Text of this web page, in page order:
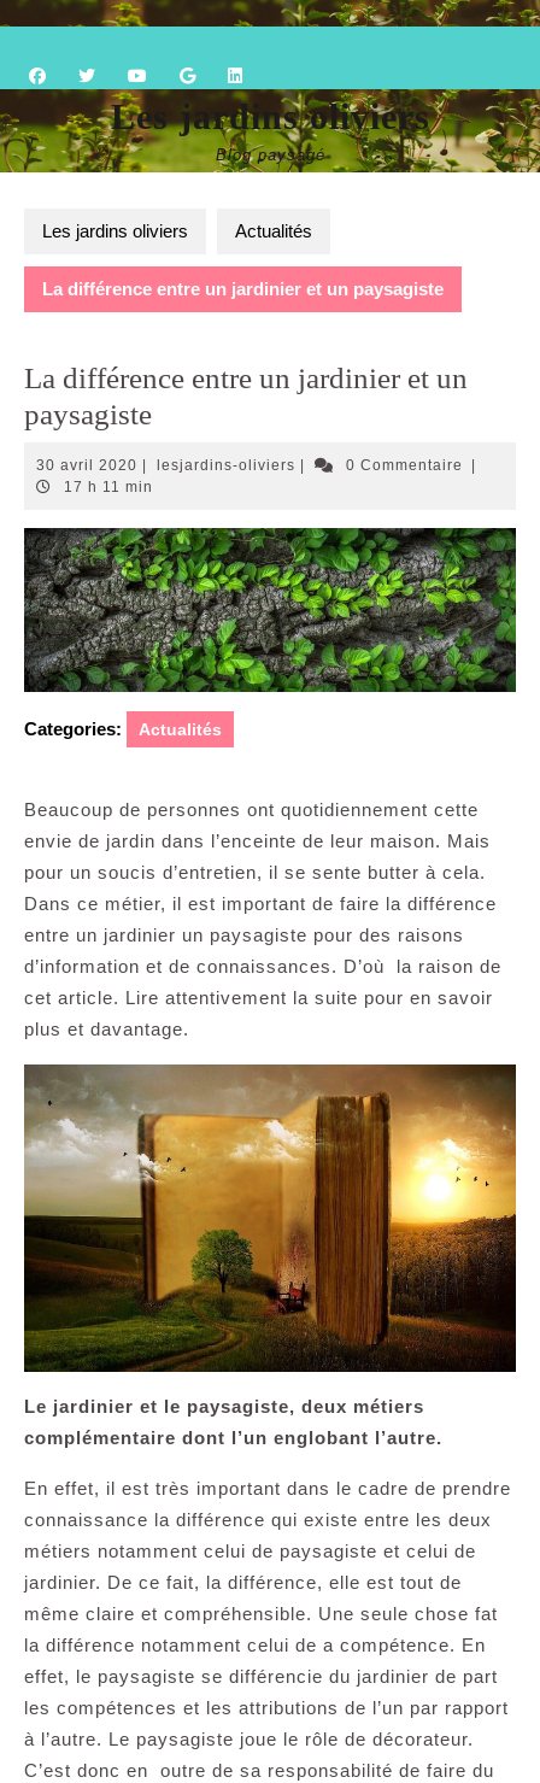
Skip
content
Button
Les jardins oliviers
Blog paysagé
Les jardins oliviers Actualités
La différence entre un jardinier et un paysagiste
La différence entre un jardinier et un
paysagiste
30 avril 2020 30
avril
lesjardins-olivierslesjardins-0 Commentaire
17 h 11 min
Categories: Actualités
Beaucoup de personnes ont quotidiennement cette
envie de jardin dans l’enceinte de leur maison. Mais
pour un soucis d’entretien, il se sente butter à cela.
Dans ce métier, il est important de faire la différence
entre un jardinier un paysagiste pour des raisons
d’information et de connaissances. D’où la raison de
cet article. Lire attentivement la suite pour en savoir
plus et davantage.
Le jardinier et le paysagiste, deux métiers
complémentaire dont l’un englobant l’autre.
En effet, il est très important dans le cadre de prendre
connaissance la différence qui existe entre les deux
métiers notamment celui de paysagiste et celui de
jardinier. De ce fait, la différence, elle est tout de
même claire et compréhensible. Une seule chose fat
la différence notamment celui de a compétence. En
effet, le paysagiste se différencie du jardinier de part
les compétences et les attributions de l’un par rapport
à l’autre. Le paysagiste joue le rôle de décorateur.
C’est donc en outre de sa responsabilité de faire du